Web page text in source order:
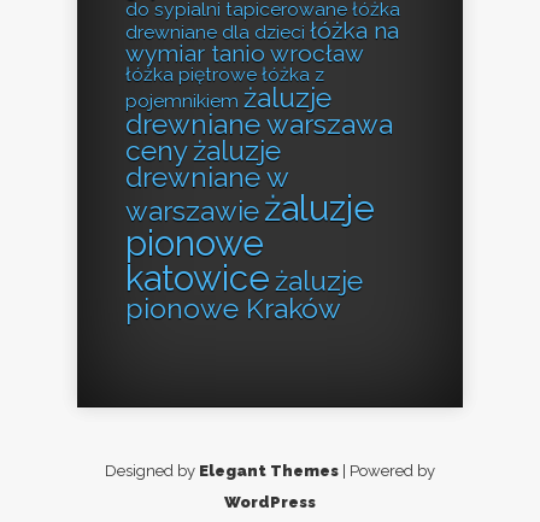
do sypialni tapicerowane łóżka
drewniane dla dzieci łóżka na
wymiar tanio wrocław
łóżka piętrowe łóżka z
pojemnikiem żaluzje
drewniane warszawa
cenyżaluzje
drewniane w
warszawieżaluzje
pionowe
katowice żaluzje
pionowe Kraków
Designed by Elegant Themes | Powered by
WordPress